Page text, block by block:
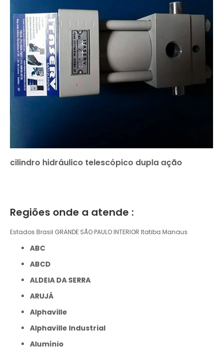
cilindro hidráulico telescópico dupla ação
Regiões onde a atende :
Estados Brasil GRANDE SÃO PAULO INTERIOR Itatiba Manaus
ABC
ABCD
ALDEIA DA SERRA
ARUJÁ
Alphaville
Alphaville Industrial
Alumínio